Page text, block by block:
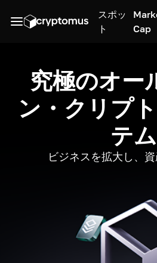
スポッ
ト
Cap
究極のオー
ン・クリプ
テム
ビジネスを拡大し、